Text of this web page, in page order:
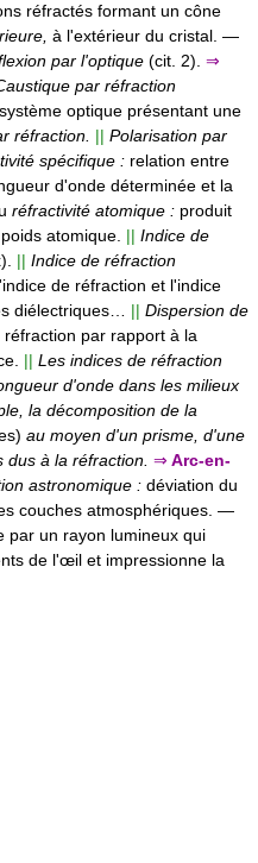
réfractés formant un cône
à l'extérieur du cristal. —
par l'optique (cit. 2). ⇒
par réfraction
optique présentant une
réfraction. || Polarisation par
spécifique : relation entre
d'onde déterminée et la
réfractivité atomique : produit
atomique. || Indice de
|| Indice de réfraction
de réfraction et l'indice
diélectriques… || Dispersion de
par rapport à la
|| Les indices de réfraction
d'onde dans les milieux
la décomposition de la
au moyen d'un prisme, d'une
dus à la réfraction. ⇒ Arc-en-
astronomique : déviation du
couches atmosphériques. —
par un rayon lumineux qui
de l'œil et impressionne la